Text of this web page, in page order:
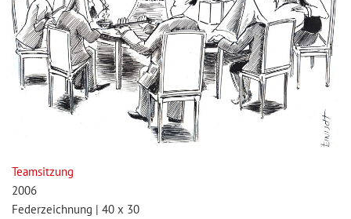
Teamsitzung
2006
Federzeichnung | 40 x 30